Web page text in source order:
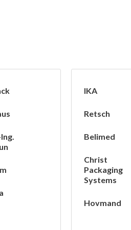
IKA
Retsch
Belimed
Christ
Packaging
Systems
Hovmand